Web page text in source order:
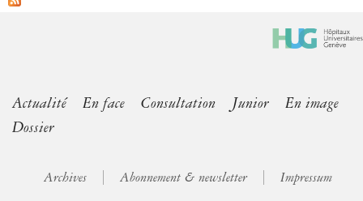
s
Actualité En face Consultation Junior
En image
Dossier
Archives Abonnement & newsletter Impressum